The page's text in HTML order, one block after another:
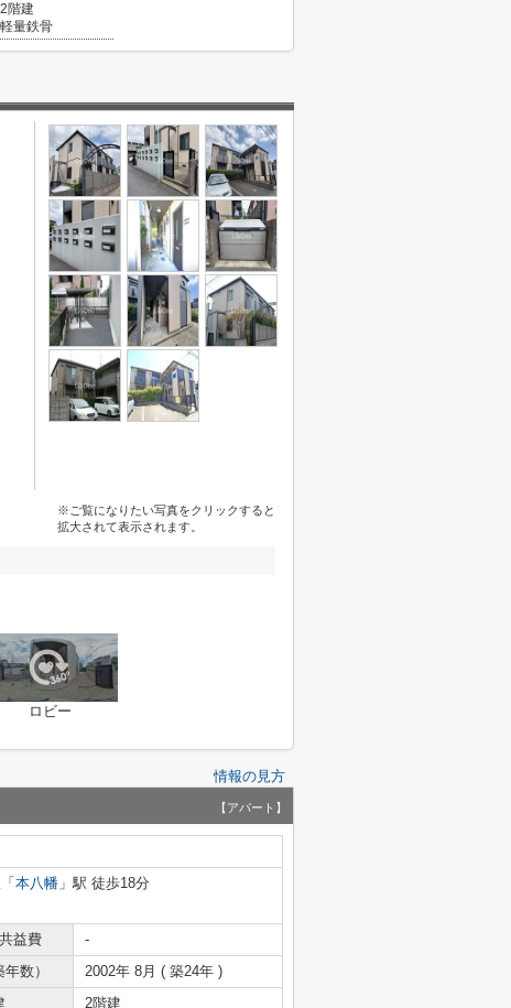
2階建
軽量鉄骨
※ご覧になりたい写真をクリックすると
拡大されて表示されます。
ロビー
情報の見方
【アパート】
「 本八幡 」駅 徒歩18分
益費
-
数）
2002年 8月 ( 築24年 )
2階建